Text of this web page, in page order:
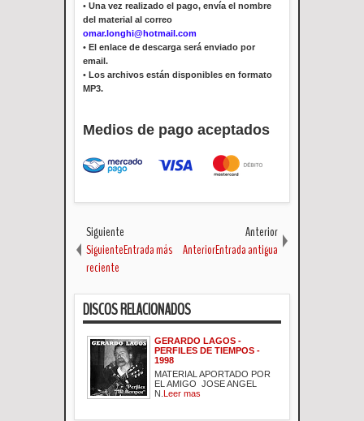
• Una vez realizado el pago, envía el nombre
del material al correo
omar.longhi@hotmail.com
• El enlace de descarga será enviado por
email.
• Los archivos están disponibles en formato
MP3.
Medios de pago aceptados
Siguiente
SiguienteEntrada más
reciente
Anterior
AnteriorEntrada antigua
DISCOS RELACIONADOS
GERARDO LAGOS -
PERFILES DE TIEMPOS -
1998
MATERIAL APORTADO POR
EL AMIGO JOSE ANGEL
N. Leer mas